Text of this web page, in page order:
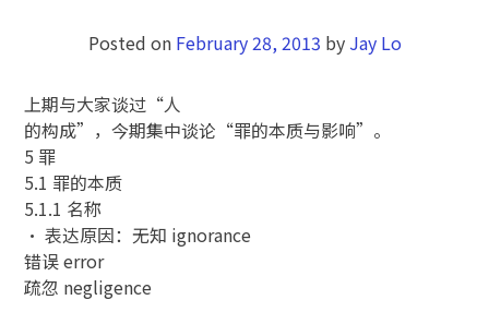
Posted on February 28, 2013 by Jay Lo
上期与大家谈过“人
的构成”，今期集中谈论“罪的本质与影响”。
5 罪
5.1 罪的本质
5.1.1 名称
• 表达原因：无知 ignorance
错误 error
疏忽 negligence